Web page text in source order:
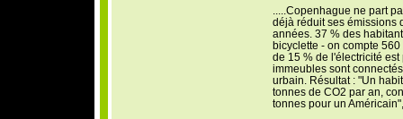
.....Copenhague ne part
déjà réduit ses émissions
années. 37 % des
bicyclette - on compte
de 15 % de l'électricité
immeubles sont
urbain. Résultat : "Un
tonnes de CO2 par an,
tonnes pour un